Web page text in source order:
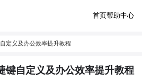
首页帮助中心
定义及办公效率提升教程
键自定义及办公效率提升教程